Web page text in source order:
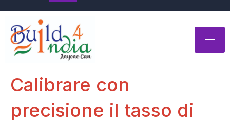
Calibrare con
precisione il tasso di